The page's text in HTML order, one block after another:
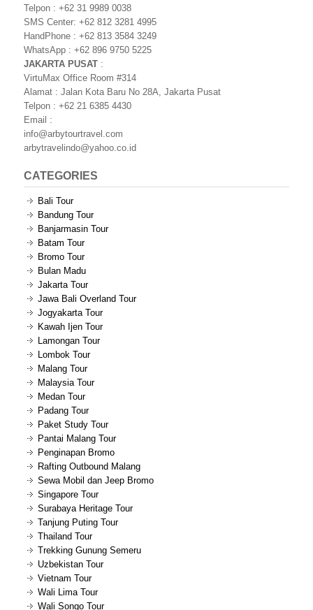
Telpon : +62 31 9989 0038
SMS Center: +62 812 3281 4995
HandPhone : +62 813 3584 3249
WhatsApp : +62 896 9750 5225
JAKARTA PUSAT :
VirtuMax Office Room #314
Alamat : Jalan Kota Baru No 28A, Jakarta Pusat
Telpon : +62 21 6385 4430
Email :
info@arbytourtravel.com
arbytravelindo@yahoo.co.id
CATEGORIES
Bali Tour
Bandung Tour
Banjarmasin Tour
Batam Tour
Bromo Tour
Bulan Madu
Jakarta Tour
Jawa Bali Overland Tour
Jogyakarta Tour
Kawah Ijen Tour
Lamongan Tour
Lombok Tour
Malang Tour
Malaysia Tour
Medan Tour
Padang Tour
Paket Study Tour
Pantai Malang Tour
Penginapan Bromo
Rafting Outbound Malang
Sewa Mobil dan Jeep Bromo
Singapore Tour
Surabaya Heritage Tour
Tanjung Puting Tour
Thailand Tour
Trekking Gunung Semeru
Uzbekistan Tour
Vietnam Tour
Wali Lima Tour
Wali Songo Tour